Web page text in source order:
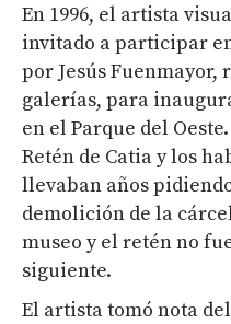
En 1996, el artista
invitado a participar
por Jesús Fuenmayor,
galerías, para
en el Parque del
Retén de Catia y los
llevaban años
demolición de la
museo y el retén no
siguiente.
El artista tomó nota